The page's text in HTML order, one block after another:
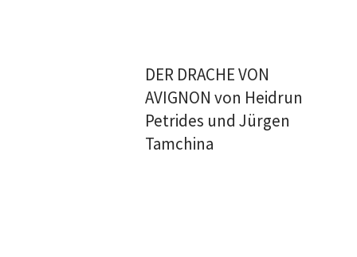
DER DRACHE VON
AVIGNON von Heidrun
Petrides und Jürgen
Tamchina